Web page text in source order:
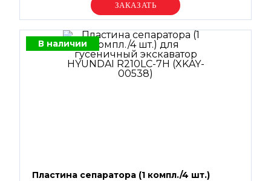
Уточняйте цену
В наличии
Пластина сепаратора (1 компл./4 шт.)